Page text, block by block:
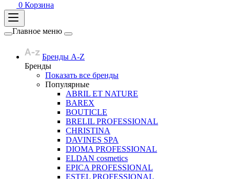
0 Корзина
Главное меню
Бренды A-Z
Бренды
Показать все бренды
Популярные
ABRIL ET NATURE
BAREX
BOUTICLE
BRELIL PROFESSIONAL
CHRISTINA
DAVINES SPA
DIOMA PROFESSIONAL
ELDAN cosmetics
EPICA PROFESSIONAL
ESTEL PROFESSIONAL